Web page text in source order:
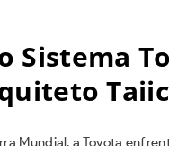
Sistema
Mundial, a Toyota